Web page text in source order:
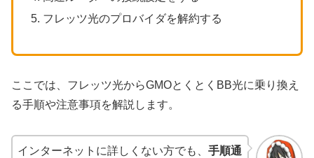
フレッツ光のプロバイダを解約する
ここでは、フレッツ光からGMOとくとくBB光に乗り換え
る手順や注意事項を解説します。
インターネットに詳しくない方でも、 手順通